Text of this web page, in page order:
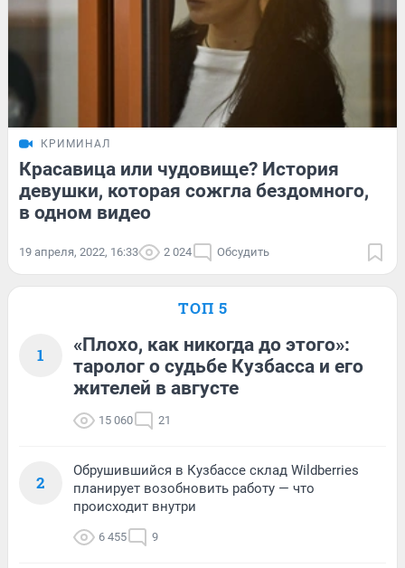
КРИМИНАЛ
Красавица или чудовище? История
девушки, которая сожгла бездомного,
в одном видео
19 апреля, 2022, 16:33 2 024 Обсудить
ТОП 5
1
«Плохо, как никогда до этого»:
таролог о судьбе Кузбасса и его
жителей в августе
15 060 21
2
Обрушившийся в Кузбассе склад Wildberries
планирует возобновить работу — что
происходит внутри
6 455 9